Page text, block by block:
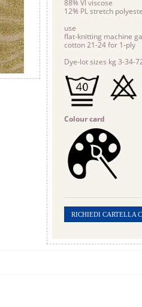
88% VI viscose
12% PL stretch
use
flat-knitting machine
cotton21-24 for 1-ply
Dye-lot sizes kg 3-34-
Colour card
RICHIEDI CARTELLA